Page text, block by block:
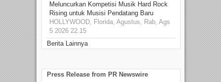
Meluncurkan Kompetisi Musik Hard Rock
Rising untuk Musisi Pendatang Baru
HOLLYWOOD, Florida, Agustus, Rab, Ags
5 2026 22.15
Berita Lainnya
Press Release from PR Newswire